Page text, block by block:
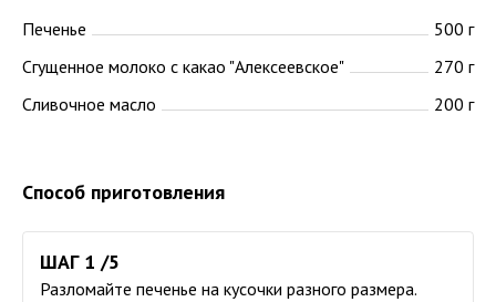
Печенье
500 г
Сгущенное молоко с какао "Алексеевское"
270 г
Сливочное масло
200 г
Способ приготовления
ШАГ 1 /5
Разломайте печенье на кусочки разного размера.